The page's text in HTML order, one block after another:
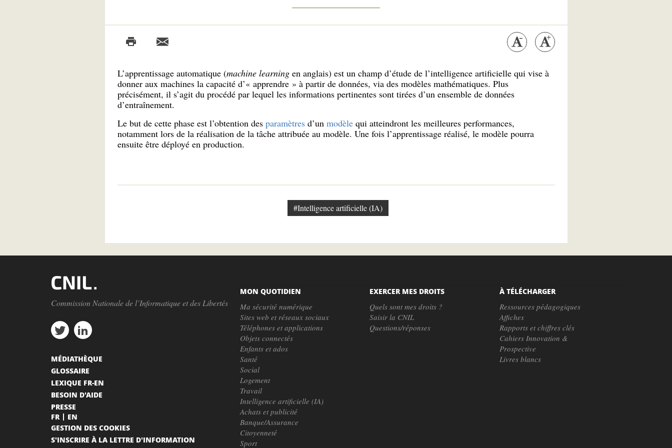
L’apprentissage automatique (machine learningen anglais) est un champ d’étude de l’intelligence artificielle qui vise à
donner aux machines la capacité d’« apprendre » à partir de données, via des modèles mathématiques. Plus
précisément, il s’agit du procédé par lequel les informations pertinentes sont tirées d’un ensemble de données
d’entraînement.
Le but de cette phase est l’obtention des paramètresd’un modèlequi atteindront les meilleures performances,
notamment lors de la réalisation de la tâche attribuée au modèle. Une fois l’apprentissage réalisé, le modèle pourra
ensuite être déployé en production.
#Intelligence artificielle (IA)
Commission Nationale de l’Informatique et des Libertés
MON QUOTIDIEN
Ma sécurité numérique
Sites web et réseaux sociaux
Téléphones et applications
Objets connectés
Enfants et ados
Santé
Social
Logement
Travail
Intelligence artificielle (IA)
Achats et publicité
Banque/Assurance
Citoyenneté
Sport
EXERCER MES DROITS
Quels sont mes droits ?
Saisir la CNIL
Questions/réponses
À TÉLÉCHARGER
Ressources pédagogiques
Affiches
Rapports et chiffres clés
Cahiers Innovation &
Prospective
Livres blancs
MÉDIATHÈQUE
GLOSSAIRE
LEXIQUE FR-EN
BESOIN D'AIDE
PRESSE
FR
EN
GESTION DES COOKIES
S'INSCRIRE À LA LETTRE D'INFORMATION